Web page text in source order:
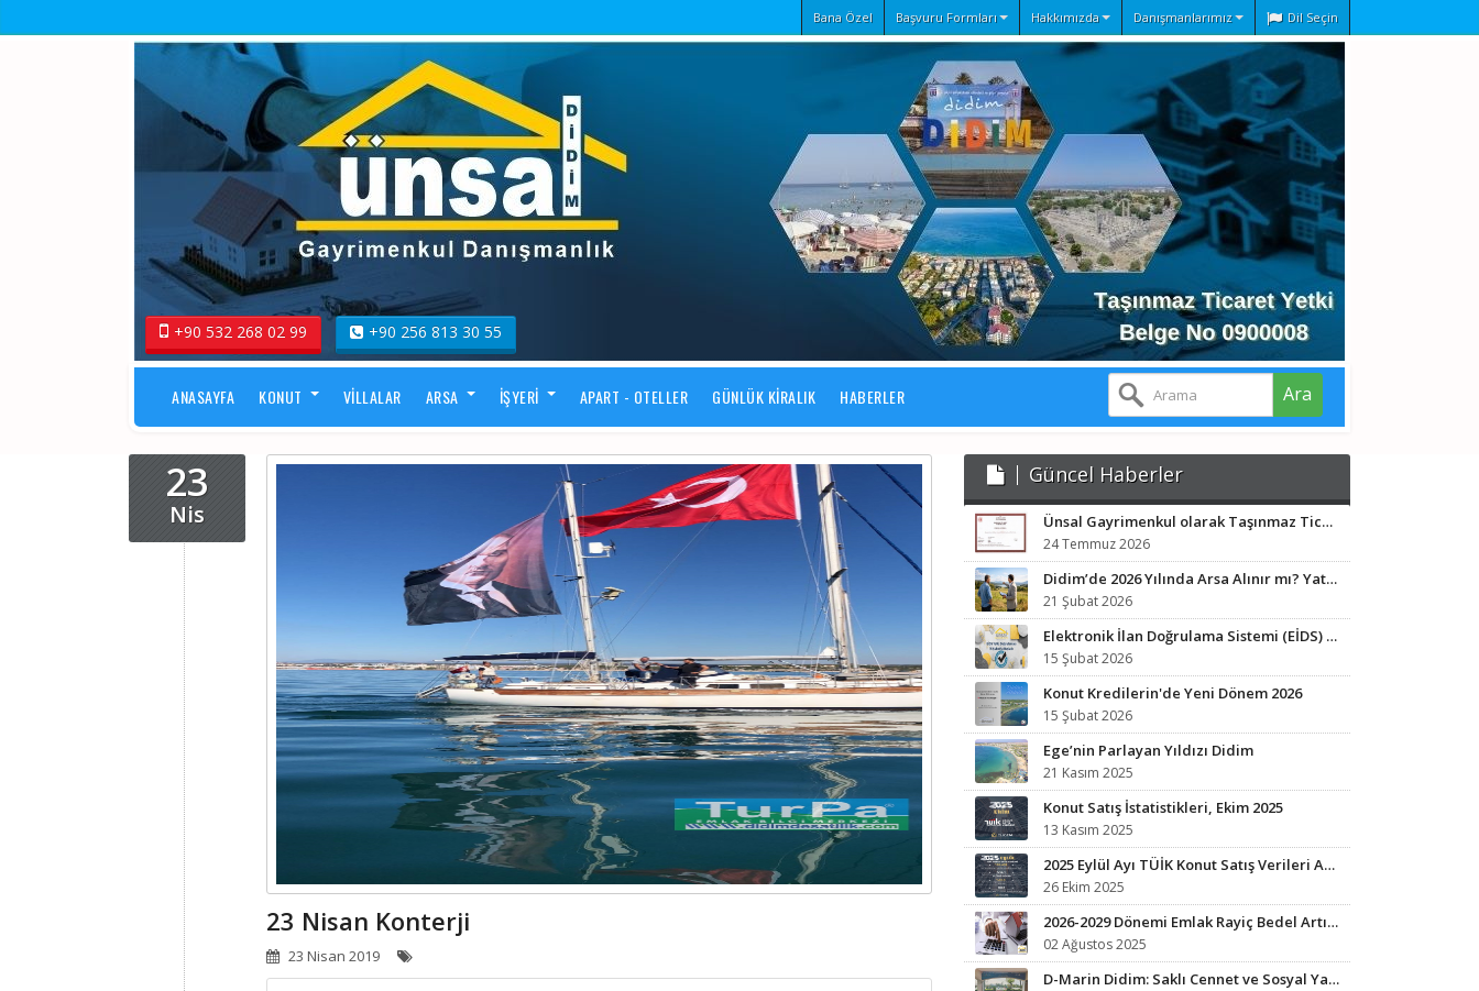
Bana Özel Başvuru Formları Hakkımızda Danışmanlarımız Dil Seçin
+90 532 268 02 99 +90 256 813 30 55
Ara
ANASAYFA KONUT VILLALAR ARSA İŞYERI APART - OTELLER GÜNLÜK KIRALIK HABERLER
23
Nis
23 Nisan Konterji
23 Nisan 2019
Güncel Haberler
Ünsal Gayrimenkul olarak Taşınmaz Ticaret Yetki Belgesi sahibi işletmeyiz.
24 Temmuz 2026
Didim’de 2026 Yılında Arsa Alınır mı? Yatırım Analizi ve Fırsat Bölgeleri
21 Şubat 2026
Elektronik İlan Doğrulama Sistemi (EİDS) ile Yetkili İlan Zorunluluğu Başladı.
15 Şubat 2026
Konut Kredilerin'de Yeni Dönem 2026
15 Şubat 2026
Ege’nin Parlayan Yıldızı Didim
21 Kasım 2025
Konut Satış İstatistikleri, Ekim 2025
13 Kasım 2025
2025 Eylül Ayı TÜİK Konut Satış Verileri Açıklandı
26 Ekim 2025
2026-2029 Dönemi Emlak Rayiç Bedel Artışları: Vergi Yükünüz Artabilir
02 Ağustos 2025
D-Marin Didim: Saklı Cennet ve Sosyal Yaşamın Kalbi